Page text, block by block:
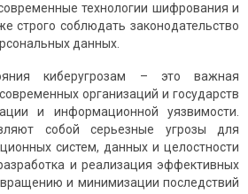
технологии шифрования и
строго соблюдать законодательство
данных.
киберугрозам – это важная
организаций и государств
и информационной уязвимости.
собой серьезные угрозы для
систем, данных и целостности
и реализация эффективных
и минимизации последствий